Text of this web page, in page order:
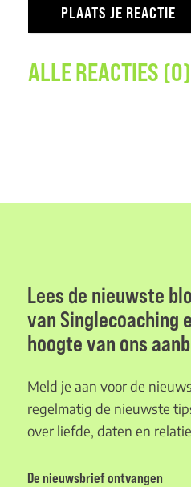
ALLE REACTIES (0)
Lees de nieuwste
van Singlecoaching
hoogte van ons
Meld je aan voor de
regelmatig de nieuwste
over liefde, daten en
De nieuwsbrief ontvangen